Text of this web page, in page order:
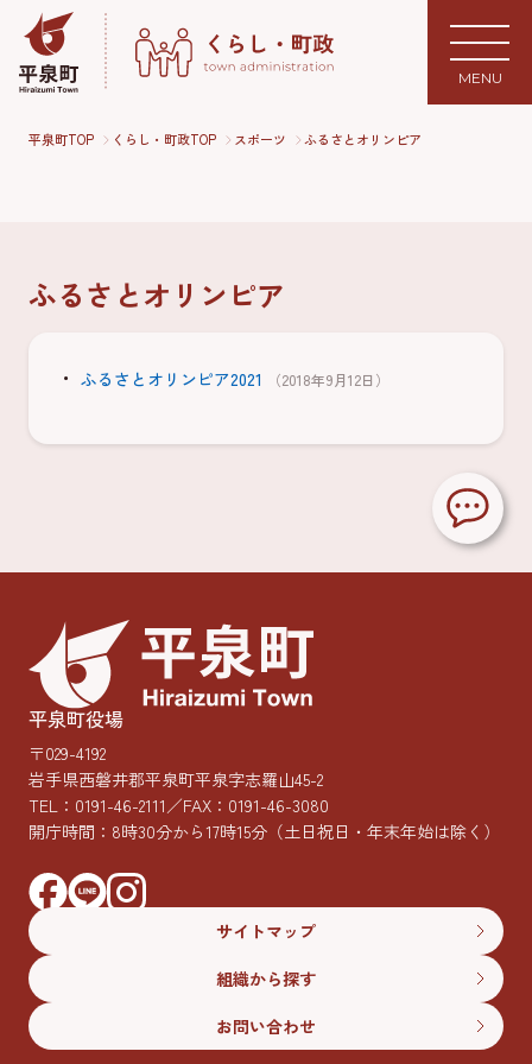
MENU
平泉町TOP くらし・町政TOP スポーツ ふるさとオリンピア
ふるさとオリンピア
ふるさとオリンピア2021 （2018年9月12日）
平泉町役場
〒029-4192
岩手県西磐井郡平泉町平泉字志羅山45-2
TEL： 0191-46-2111／FAX：0191-46-3080
開庁時間：8時30分から17時15分 （土日祝日・年末年始は除く）
サイトマップ
組織から探す
お問い合わせ